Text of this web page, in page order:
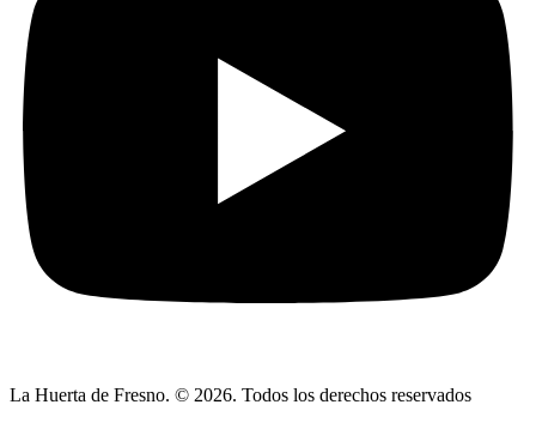
La Huerta de Fresno. © 2026. Todos los derechos reservados